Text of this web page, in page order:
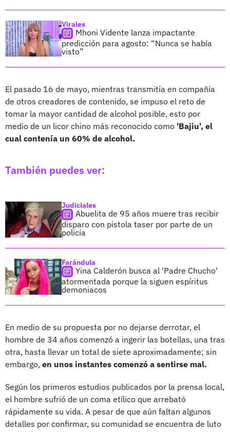
Virales
Mhoni Vidente lanza impactante
predicción para agosto: “Nunca se había
visto”
El pasado 16 de mayo, mientras transmitía en compañía
de otros creadores de contenido, se impuso el reto de
tomar la mayor cantidad de alcohol posible, esto por
medio de un licor chino más reconocido como 'Bajiu', el
cual contenía un 60% de alcohol.
También puedes ver:
Judiciales
Abuelita de 95 años muere tras recibir
disparo con pistola taser por parte de un
policía
Farándula
Yina Calderón busca al 'Padre Chucho'
atormentada porque la siguen espíritus
demoniacos
En medio de su propuesta por no dejarse derrotar, el
hombre de 34 años comenzó a ingerir las botellas, una tras
otra, hasta llevar un total de siete aproximadamente; sin
embargo, en unos instantes comenzó a sentirse mal.
Según los primeros estudios publicados por la prensa local,
el hombre sufrió de un coma etílico que arrebató
rápidamente su vida. A pesar de que aún faltan algunos
detalles por confirmar, su comunidad se encuentra de luto